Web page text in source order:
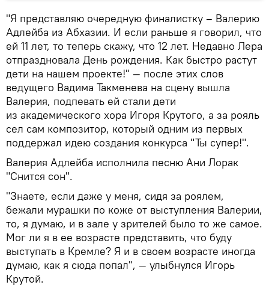
"Я представляю очередную финалистку – Валерию
Адлейба из Абхазии. И если раньше я говорил, что
ей 11 лет, то теперь скажу, что 12 лет. Недавно Лера
отпраздновала День рождения. Как быстро растут
дети на нашем проекте!" — после этих слов
ведущего Вадима Такменева на сцену вышла
Валерия, подпевать ей стали дети
из академического хора Игоря Крутого, а за рояль
сел сам композитор, который одним из первых
поддержал идею создания конкурса "Ты супер!".
Валерия Адлейба исполнила песню Ани Лорак
"Снится сон".
"Знаете, если даже у меня, сидя за роялем,
бежали мурашки по коже от выступления Валерии,
то, я думаю, и в зале у зрителей было то же самое.
Мог ли я в ее возрасте представить, что буду
выступать в Кремле? Я и в своем возрасте иногда
думаю, как я сюда попал", — улыбнулся Игорь
Крутой.